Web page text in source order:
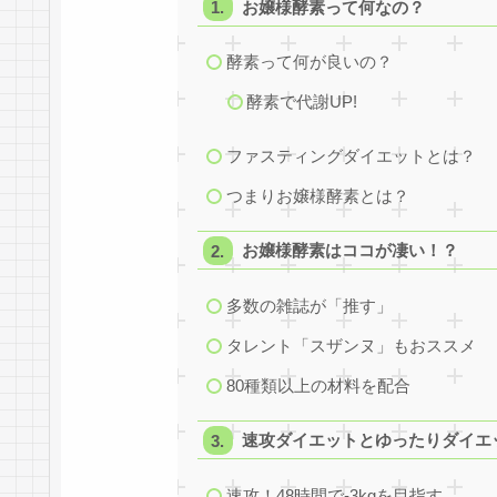
お嬢様酵素って何なの？
酵素って何が良いの？
酵素で代謝UP!
ファスティングダイエットとは？
つまりお嬢様酵素とは？
お嬢様酵素はココが凄い！？
多数の雑誌が「推す」
タレント「スザンヌ」もおススメ
80種類以上の材料を配合
速攻ダイエットとゆったりダイエ